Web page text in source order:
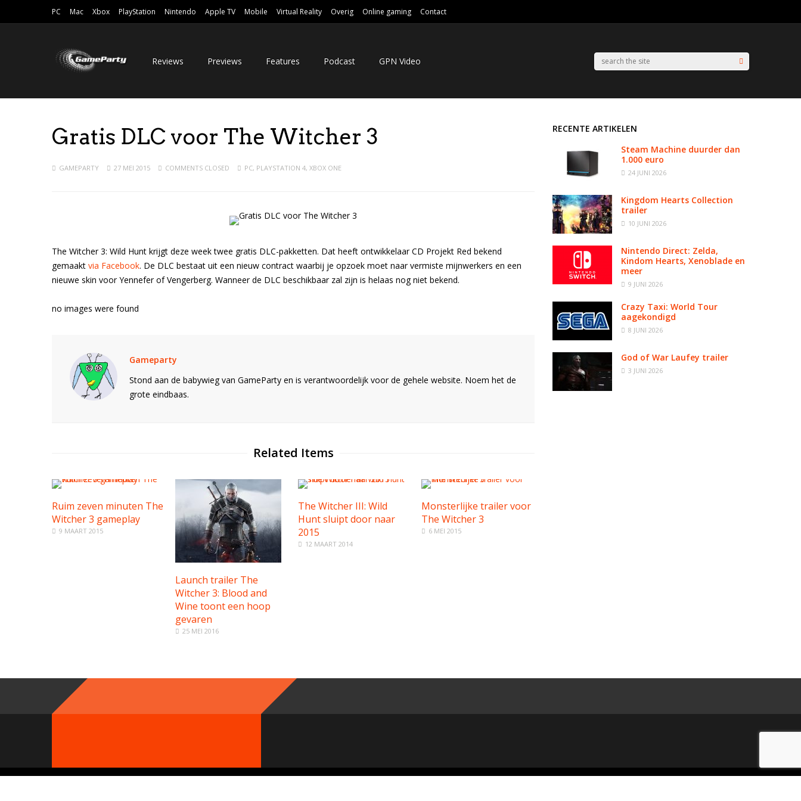
PC Mac Xbox PlayStation Nintendo Apple TV Mobile Virtual Reality Overig Online gaming Contact
Reviews Previews Features Podcast GPN Video
Gratis DLC voor The Witcher 3
GAMEPARTY 27 MEI 2015 COMMENTS CLOSED PC, PLAYSTATION 4, XBOX ONE
The Witcher 3: Wild Hunt krijgt deze week twee gratis DLC-pakketten. Dat heeft ontwikkelaar CD Projekt Red bekend
gemaakt via Facebook. De DLC bestaat uit een nieuw contract waarbij je opzoek moet naar vermiste mijnwerkers en een
nieuwe skin voor Yennefer of Vengerberg. Wanneer de DLC beschikbaar zal zijn is helaas nog niet bekend.
no images were found
Gameparty
Stond aan de babywieg van GameParty en is verantwoordelijk voor de gehele website. Noem het de
grote eindbaas.
Related Items
Ruim zeven minuten The
Witcher 3 gameplay
9 MAART 2015
Launch trailer The
Witcher 3: Blood and
Wine toont een hoop
gevaren
25 MEI 2016
The Witcher III: Wild
Hunt sluipt door naar
2015
12 MAART 2014
Monsterlijke trailer voor
The Witcher 3
6 MEI 2015
RECENTE ARTIKELEN
Steam Machine duurder dan
1.000 euro
24 JUNI 2026
Kingdom Hearts Collection
trailer
10 JUNI 2026
Nintendo Direct: Zelda,
Kindom Hearts, Xenoblade en
meer
9 JUNI 2026
Crazy Taxi: World Tour
aagekondigd
8 JUNI 2026
God of War Laufey trailer
3 JUNI 2026